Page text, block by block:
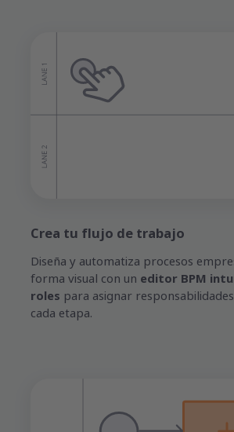
Crea tu flujo de trabajo
Diseña y automatiza procesos
forma visual con un editor BPM
roles para asignar
cada etapa.